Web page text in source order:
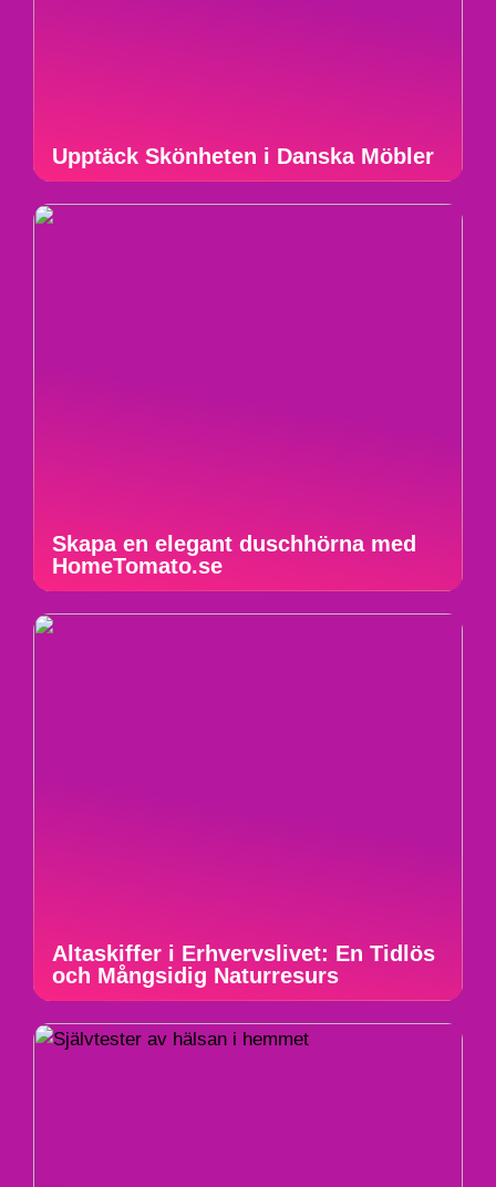
Upptäck Skönheten i Danska Möbler
Skapa en elegant duschhörna med
HomeTomato.se
Altaskiffer i Erhvervslivet: En Tidlös
och Mångsidig Naturresurs